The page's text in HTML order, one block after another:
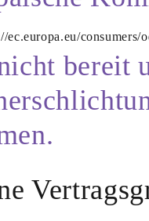
ec.europa.eu/consumers/
bereit